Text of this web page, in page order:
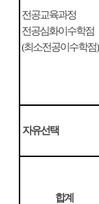
전공교육과정
전공심화이수학점
(최소전공이수학점)
자유선택
합계